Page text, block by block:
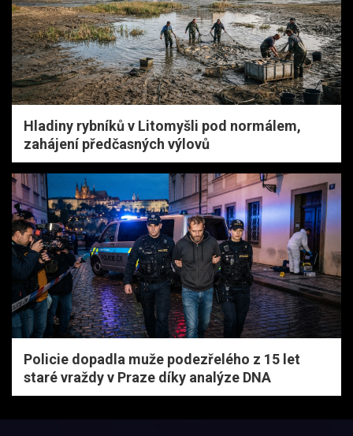
Hladiny rybníků v Litomyšli pod normálem,
zahájení předčasných výlovů
Policie dopadla muže podezřelého z 15 let
staré vraždy v Praze díky analýze DNA